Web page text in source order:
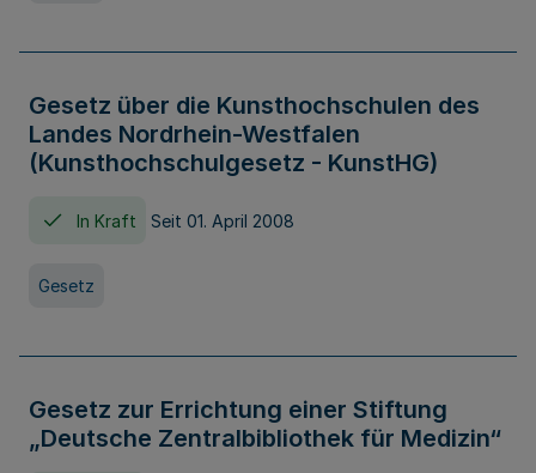
Gesetz über die Kunsthochschulen des
Landes Nordrhein-Westfalen
(Kunsthochschulgesetz - KunstHG)
In Kraft Seit 01. April 2008
Gesetz
Gesetz zur Errichtung einer Stiftung
„Deutsche Zentralbibliothek für Medizin“